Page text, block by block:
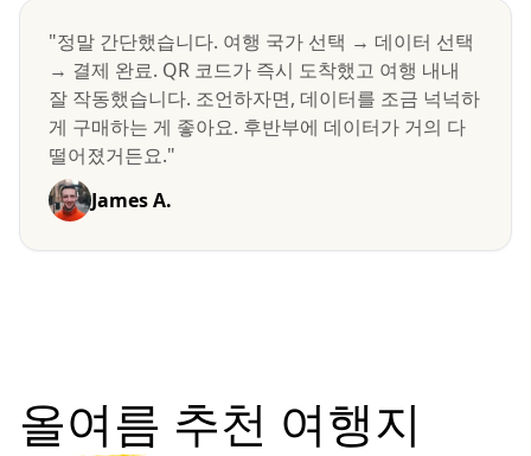
"정말 간단했습니다. 여행 국가 선택 → 데이터 선택
→ 결제 완료. QR 코드가 즉시 도착했고 여행 내내
잘 작동했습니다. 조언하자면, 데이터를 조금 넉넉하
게 구매하는 게 좋아요. 후반부에 데이터가 거의 다
떨어졌거든요."
James A.
올여름 추천 여행지